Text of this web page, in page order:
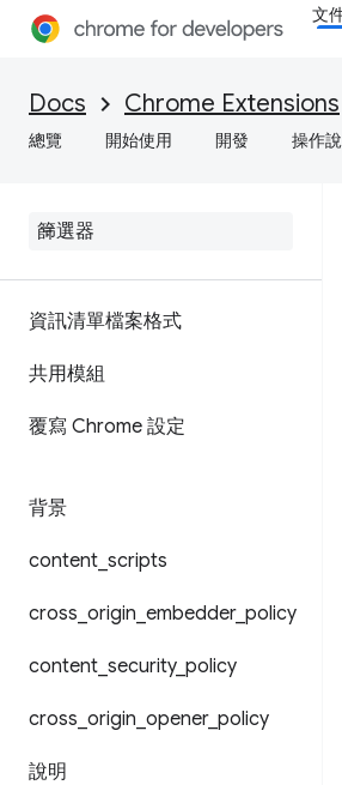
文
Docs Chrome Extensions
總覽 開始使用 開發 操作
資訊清單檔案格式
共用模組
覆寫 Chrome 設定
背景
content scripts
cross origin embedder_ policy
content security_ policy
cross origin opener_ policy
說明